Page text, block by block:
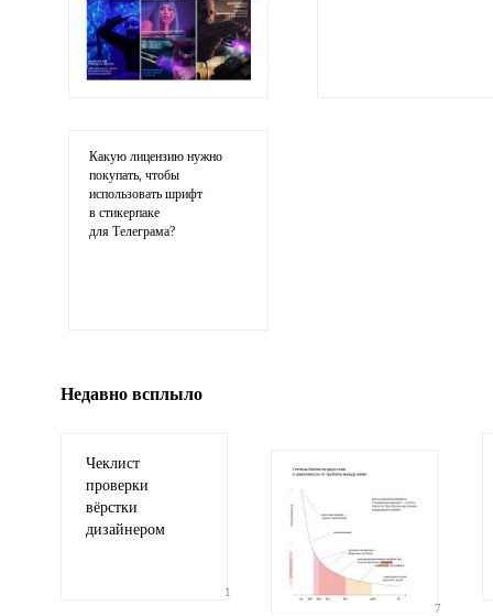
Какую лицензию нужно
покупать, чтобы
использовать шрифт
в стикерпаке
для Телеграма?
Недавно всплыло
Чеклист
проверки
вёрстки
дизайнером
1
7